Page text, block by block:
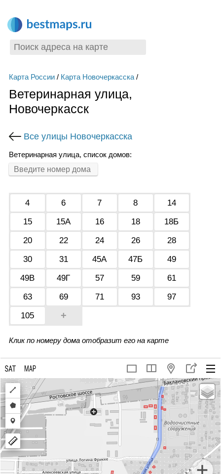
Карта России/ Карта Новочеркасска/
Ветеринарная улица,
Новочеркасск
Все улицы Новочеркасска
Ветеринарная улица, список домов:
4 6 7 8
14
15
15А 16 18
18Б
20
22 24 26
28
30
31 45А 47Б
49
49В
49Г 57 59
61
63
69 71 93
97
105
+
Клик по номеру дома отобразит его на карте
Draw
a
polyline
Draw
a
polygon
Draw
a
marker